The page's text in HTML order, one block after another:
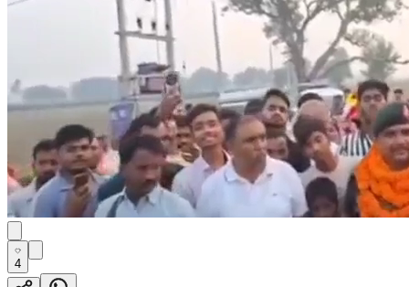
4